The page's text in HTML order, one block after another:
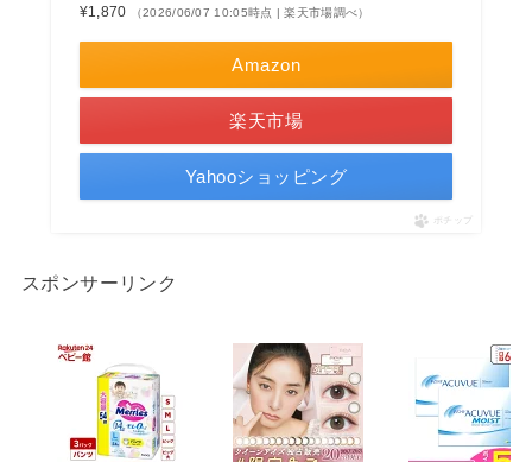
¥1,870
（2026/06/07 10:05時点 | 楽天市場調べ）
Amazon
楽天市場
Yahooショッピング
ポチップ
スポンサーリンク